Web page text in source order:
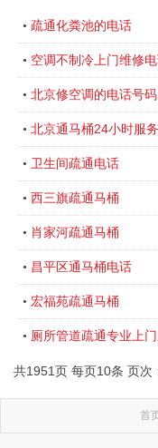
• 疏通化粪池的电话
• 空调不制冷上门维修
• 北京修空调的电话号码
• 北京通马桶24小时服务
• 卫生间疏通电话
• 西三旗疏通马桶
• 肖家河疏通马桶
• 昌平区通马桶电话
• 宏福苑疏通马桶
• 厕所管道疏通专业上
共1951页 每页10条 页次
首